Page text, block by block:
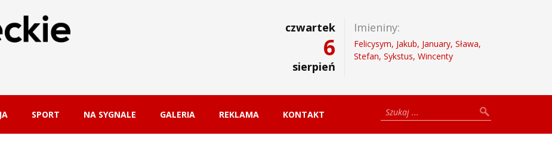
czwartek
6
sierpień
Imieniny:
Felicysym, Jakub, January, Sława,
Stefan, Sykstus, Wincenty
SPORT NA SYGNALE GALERIA REKLAMA KONTAKT